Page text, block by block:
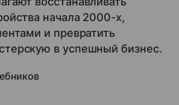
начала 2000-х,
и превратить
в успешный бизнес.